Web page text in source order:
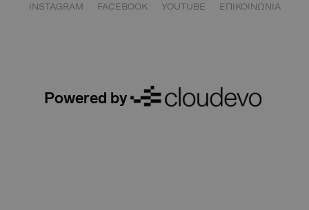
Powered by
INSTAGRAM FACEBOOK YOUTUBE ΕΠΙΚΟΙΝΩΝΙΑ